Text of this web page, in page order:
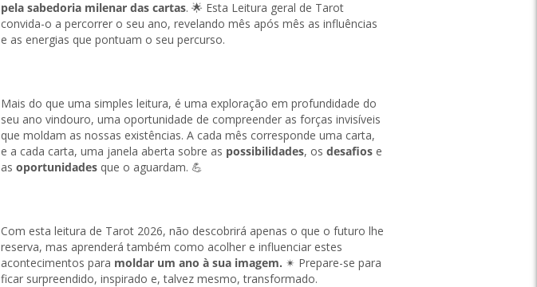
pela sabedoria milenar das cartas. 🌟 Esta Leitura geral de Tarot
convida-o a percorrer o seu ano, revelando mês após mês as influências
e as energias que pontuam o seu percurso.
Mais do que uma simples leitura, é uma exploração em profundidade do
seu ano vindouro, uma oportunidade de compreender as forças invisíveis
que moldam as nossas existências. A cada mês corresponde uma carta,
e a cada carta, uma janela aberta sobre as possibilidades, os desafios e
as oportunidades que o aguardam. 💪
Com esta leitura de Tarot 2026, não descobrirá apenas o que o futuro lhe
reserva, mas aprenderá também como acolher e influenciar estes
acontecimentos para moldar um ano à sua imagem. ✴ Prepare-se para
ficar surpreendido, inspirado e, talvez mesmo, transformado.